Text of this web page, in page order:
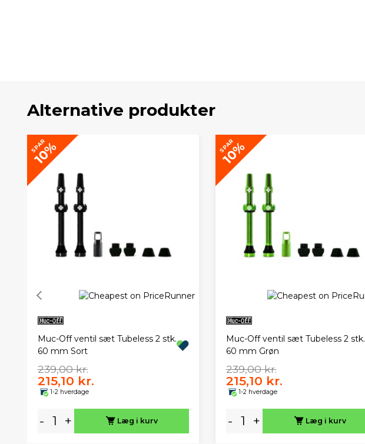
Alternative produkter
SPAR
10%
Muc-Off ventil sæt Tubeless 2 stk.
60 mm Sort
239,00 kr.
215,10 kr.
1-2 hverdage
- + Læg i kurv
SPAR
10%
Muc-Off ventil sæt Tubeless 2 stk.
60 mm Grøn
239,00 kr.
215,10 kr.
1-2 hverdage
- + Læg i kurv